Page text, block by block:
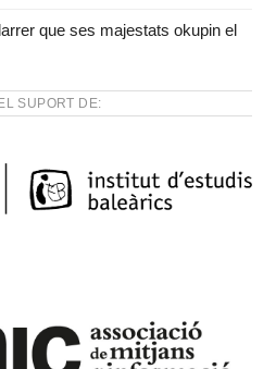
que ses majestats okupin el
SUPORT DE: